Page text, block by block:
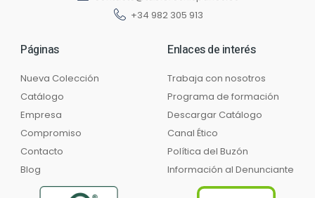
+34 982 305 913
Páginas
Nueva Colección
Catálogo
Empresa
Compromiso
Contacto
Blog
Enlaces de interés
Trabaja con nosotros
Programa de formación
Descargar Catálogo
Canal Ético
Política del Buzón
Información al Denunciante